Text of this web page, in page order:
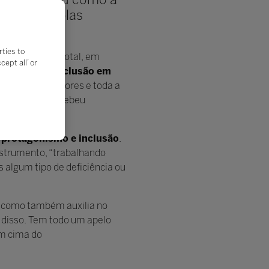
das escolas
no total, em
inclusão em
educadores e toda a
nas lives, recebeu
e inclusão.
“trabalhando
algum tipo de deficiência ou
também auxilia no
Tem todo um apelo
cima do
to
all’ or